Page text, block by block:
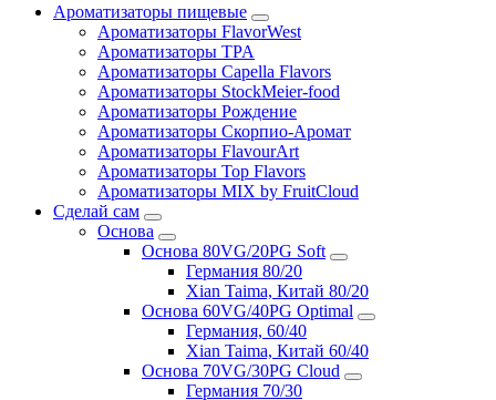
Ароматизаторы пищевые
Ароматизаторы FlavorWest
Ароматизаторы TPA
Ароматизаторы Capella Flavors
Ароматизаторы StockMeier-food
Ароматизаторы Рождение
Ароматизаторы Скорпио-Аромат
Ароматизаторы FlavourArt
Ароматизаторы Top Flavors
Ароматизаторы MIX by FruitCloud
Сделай сам
Основа
Основа 80VG/20PG Soft
Германия 80/20
Xian Taima, Китай 80/20
Основа 60VG/40PG Optimal
Германия, 60/40
Xian Taima, Китай 60/40
Основа 70VG/30PG Cloud
Германия 70/30